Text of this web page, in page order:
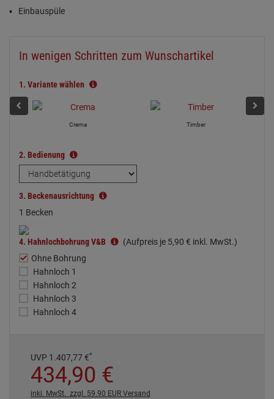
Einbauspüle
In wenigen Schritten zum Wunschartikel
1. Variante wählen
Crema Timber
2. Bedienung
3. Beckenausrichtung
1 Becken
4. Hahnlochbohrung V&B (Aufpreis je 5,90 € inkl. MwSt.)
Ohne Bohrung
Hahnloch 1
Hahnloch 2
Hahnloch 3
Hahnloch 4
UVP 1.407,77 €*
434,90 €
inkl. MwSt. zzgl. 59.90 EUR Versand